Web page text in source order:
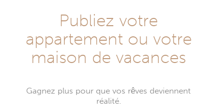
Publiez votre
appartement ou votre
maison de vacances
Gagnez plus pour que vos rêves deviennent
réalité.